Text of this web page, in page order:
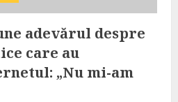
adevărul despre
care au
„Nu mi-am